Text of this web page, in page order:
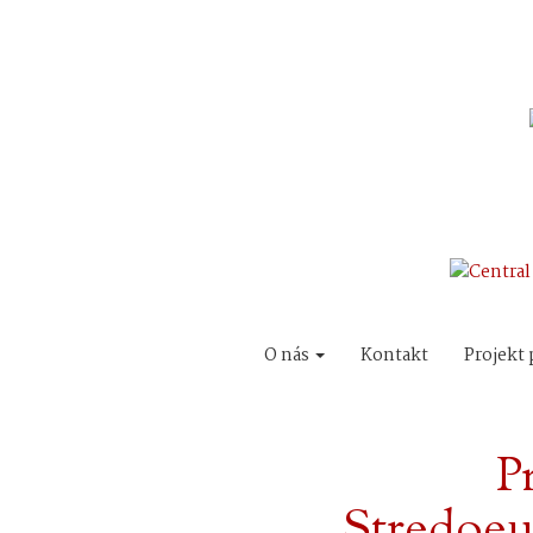
O nás Kontakt Projekt